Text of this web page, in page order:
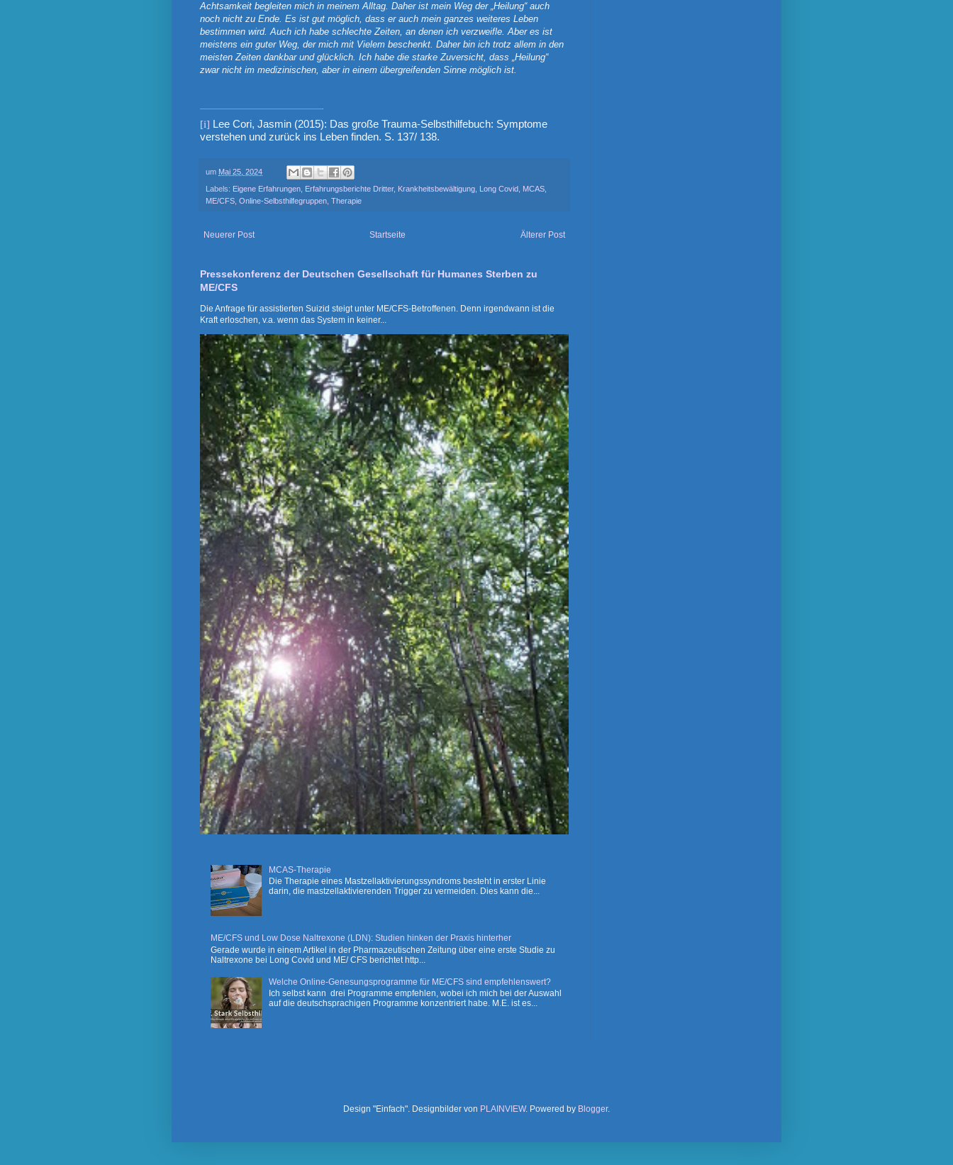
Achtsamkeit begleiten mich in meinem Alltag. Daher ist mein Weg der „Heilung“ auch
noch nicht zu Ende. Es ist gut möglich, dass er auch mein ganzes weiteres Leben
bestimmen wird. Auch ich habe schlechte Zeiten, an denen ich verzweifle. Aber es ist
meistens ein guter Weg, der mich mit Vielem beschenkt. Daher bin ich trotz allem in den
meisten Zeiten dankbar und glücklich. Ich habe die starke Zuversicht, dass „Heilung“
zwar nicht im medizinischen, aber in einem übergreifenden Sinne möglich ist.
[i] Lee Cori, Jasmin (2015): Das große Trauma-Selbsthilfebuch: Symptome
verstehen und zurück ins Leben finden. S. 137/ 138.
um Mai 25, 2024
Labels: Eigene Erfahrungen Erfahrungsberichte Dritter, Krankheitsbewältigung Long Covid MCAS
ME/CFS Online-Selbsthilfegruppen Therapie
Neuerer Post Älterer Post
Startseite
Pressekonferenz der Deutschen Gesellschaft für Humanes Sterben zu
ME/CFS
Die Anfrage für assistierten Suizid steigt unter ME/CFS-Betroffenen. Denn irgendwann ist die
Kraft erloschen, v.a. wenn das System in keiner...
MCAS-Therapie
Die Therapie eines Mastzellaktivierungssyndroms besteht in erster Linie
darin, die mastzellaktivierenden Trigger zu vermeiden. Dies kann die...
ME/CFS und Low Dose Naltrexone (LDN): Studien hinken der Praxis hinterher
Gerade wurde in einem Artikel in der Pharmazeutischen Zeitung über eine erste Studie zu
Naltrexone bei Long Covid und ME/ CFS berichtet http...
Welche Online-Genesungsprogramme für ME/CFS sind empfehlenswert?
Ich selbst kann drei Programme empfehlen, wobei ich mich bei der Auswahl
auf die deutschsprachigen Programme konzentriert habe. M.E. ist es...
Design "Einfach". Designbilder von PLAINVIEW. Powered by Blogger.